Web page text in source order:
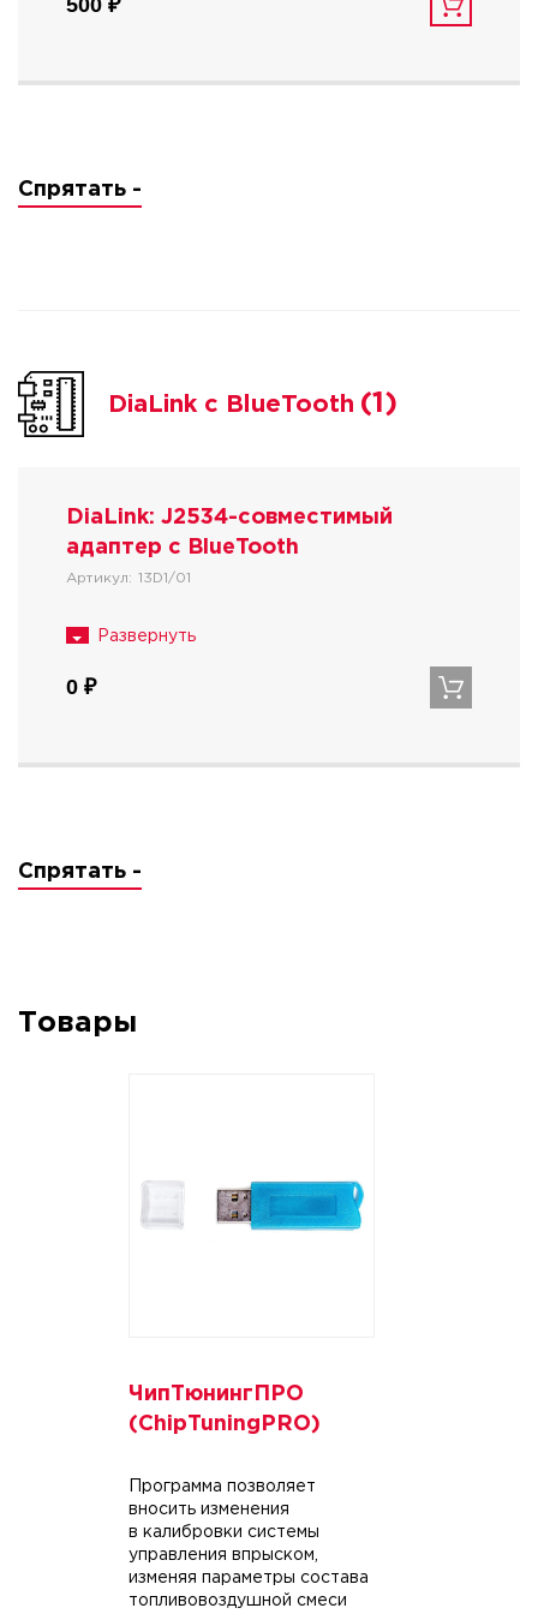
500 ₽
Спрятать -
DiaLink с BlueTooth (1)
DiaLink: J2534-совместимый
адаптер с BlueTooth
Артикул: 13D1/01
0 ₽
Спрятать -
Товары
ЧипТюнингПРО
(ChipTuningPRO)
Программа позволяет
вносить изменения
в калибровки системы
управления впрыском,
изменяя параметры состава
топливовоздушной смеси